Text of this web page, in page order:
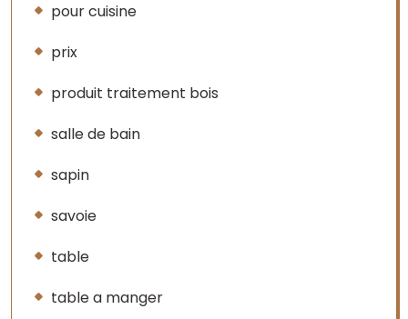
pour cuisine
prix
produit traitement bois
salle de bain
sapin
savoie
table
table a manger